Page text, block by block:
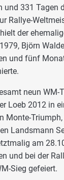
und 331 Tagen
Rallye-
der
Björn
und fünf
neun WM-
Loeb 2012 in
Monte-
Landsmann
am
und bei der
Sieg gefeiert.